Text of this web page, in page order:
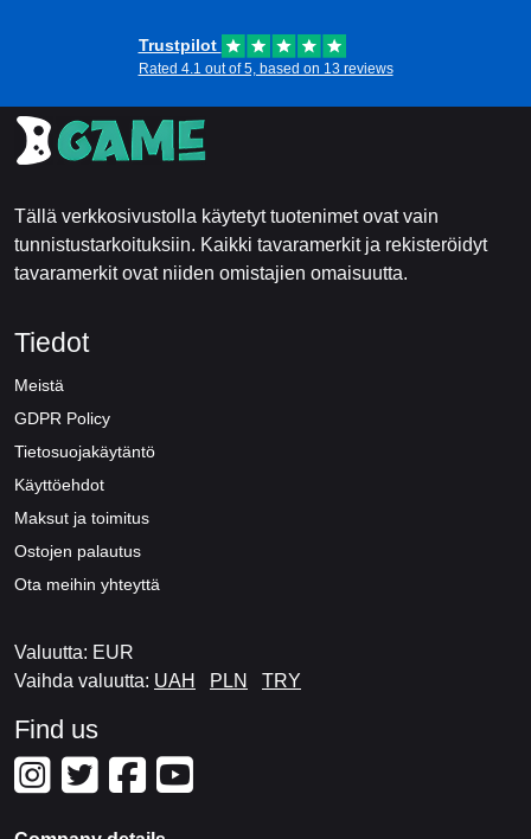
Trustpilot
Rated 4.1 out of 5, based on 13 reviews
Tällä verkkosivustolla käytetyt tuotenimet ovat vain
tunnistustarkoituksiin. Kaikki tavaramerkit ja rekisteröidyt
tavaramerkit ovat niiden omistajien omaisuutta.
Tiedot
Meistä
GDPR Policy
Tietosuojakäytäntö
Käyttöehdot
Maksut ja toimitus
Ostojen palautus
Ota meihin yhteyttä
Valuutta: EUR
Vaihda valuutta: UAH PLN TRY
Find us